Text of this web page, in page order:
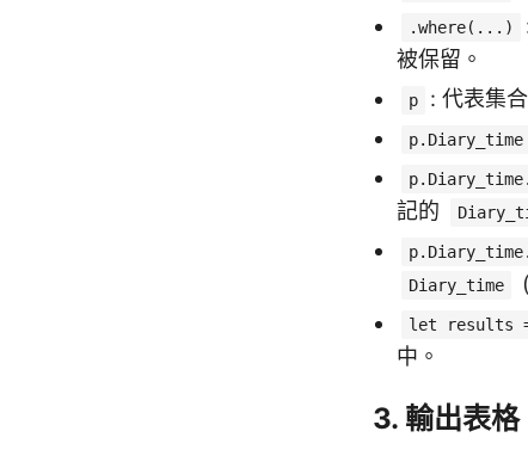
.where(...)
被保留。
p : 代表集
p.Diary_time
記的
Diary_time
let results
中。
3. 輸出表